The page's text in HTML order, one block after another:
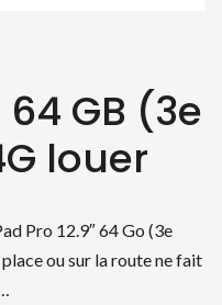
64 GB (3e
louer
Pro 12.9″ 64 Go (3e
ou sur la route ne fait